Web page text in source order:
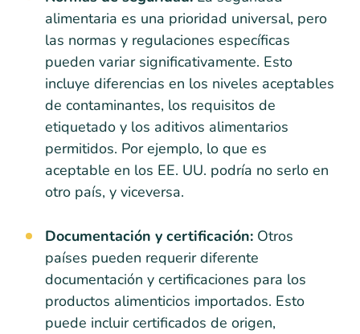
alimentaria es una prioridad universal, pero
las normas y regulaciones específicas
pueden variar significativamente. Esto
incluye diferencias en los niveles aceptables
de contaminantes, los requisitos de
etiquetado y los aditivos alimentarios
permitidos. Por ejemplo, lo que es
aceptable en los EE. UU. podría no serlo en
otro país, y viceversa.
Documentación y certificación: Otros
países pueden requerir diferente
documentación y certificaciones para los
productos alimenticios importados. Esto
puede incluir certificados de origen,